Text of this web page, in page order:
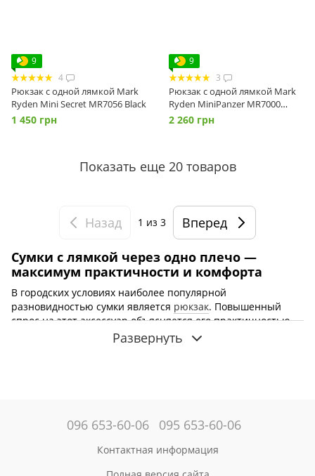
9
4
Рюкзак с одной лямкой Mark
Ryden Mini Secret MR7056 Black
1 450 грн
9
3
Рюкзак с одной лямкой Mark
Ryden MiniPanzer MR7000
Black
2 260 грн
Показать еще 20 товаров
Назад 1 из 3 Вперед
Сумки с лямкой через одно плечо —
максимум практичности и комфорта
В городских условиях наиболее популярной
разновидностью сумки является рюкзак. Повышенный
спрос на этот аксессуар объясняется его практичностью,
удобством использования, компактными размерами.
востребованными остаются
купить в Киеве . Вся продукция, представленная в
магазине, отличается высоким качеством и
Преимущества сумок Mark Ryden через
Развернуть
096 653-60-06 095 653-60-06
Контактная информация